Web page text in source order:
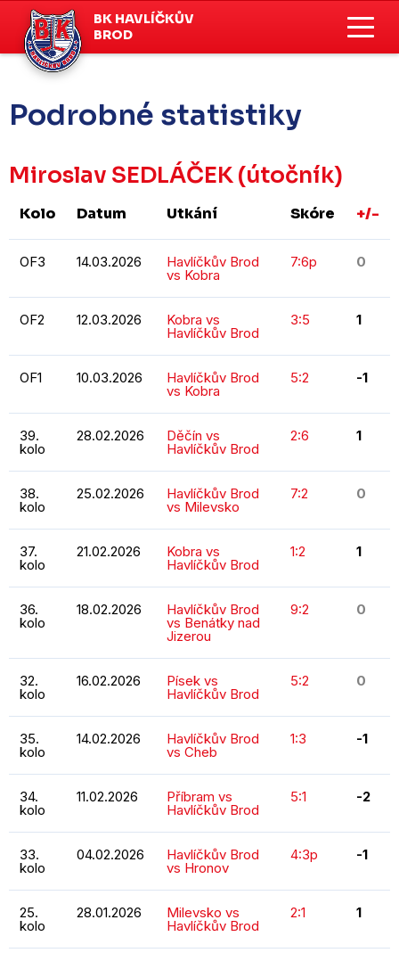
BK HAVLÍČKŮV
BROD
Podrobné statistiky
Miroslav SEDLÁČEK(útočník)
Kolo Datum Utkání Skóre +/-
OF3 14.03.2026 Havlíčkův Brod
vs Kobra
7:6p 0
OF2 12.03.2026 Kobra vs
Havlíčkův Brod
3:5 1
OF1 10.03.2026 Havlíčkův Brod
vs Kobra
5:2 -1
39.
kolo
28.02.2026 Děčín vs
Havlíčkův Brod
2:6 1
38.
kolo
25.02.2026 Havlíčkův Brod
vs Milevsko
7:2 0
37.
kolo
21.02.2026 Kobra vs
Havlíčkův Brod
1:2 1
36.
kolo
18.02.2026 Havlíčkův Brod
vs Benátky nad
Jizerou
9:2 0
32.
kolo
16.02.2026 Písek vs
Havlíčkův Brod
5:2 0
35.
kolo
14.02.2026 Havlíčkův Brod
vs Cheb
1:3 -1
34.
kolo
11.02.2026 Příbram vs
Havlíčkův Brod
5:1 -2
33.
kolo
04.02.2026 Havlíčkův Brod
vs Hronov
4:3p -1
25.
kolo
28.01.2026 Milevsko vs
Havlíčkův Brod
2:1 1